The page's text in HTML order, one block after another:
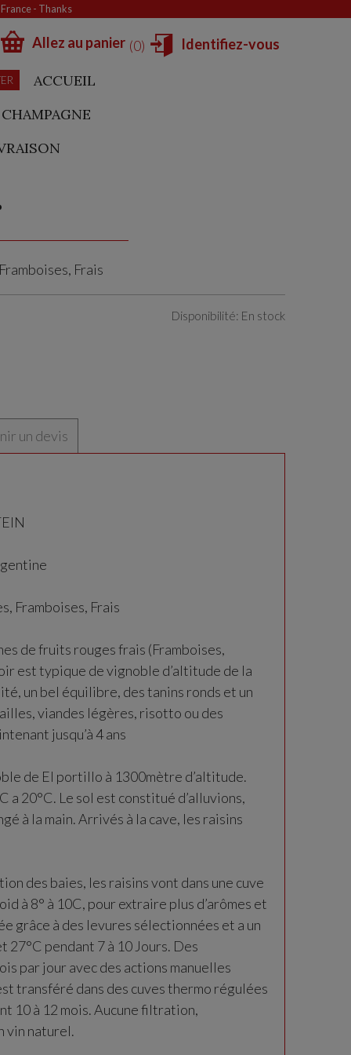
- Thanks
ACCUEIL
CHAMPAGNE
0
Allez au panier Identifiez-vous
Frais
Disponibilité: En stock
un devis
Framboises, Frais
de fruits rouges frais (Framboises,
est typique de vignoble d’altitude de la
un bel équilibre, des tanins ronds et un
viandes légères, risotto ou des
jusqu’à 4 ans
de El portillo à 1300mètre d’altitude.
a 20°C. Le sol est constitué d’alluvions,
à la main. Arrivés à la cave, les raisins
des baies, les raisins vont dans une cuve
à 8° à 10C, pour extraire plus d’arômes et
grâce à des levures sélectionnées et a un
pendant 7 à 10 Jours. Des
par jour avec des actions manuelles
transféré dans des cuves thermo régulées
10 à 12 mois. Aucune filtration,
vin naturel.